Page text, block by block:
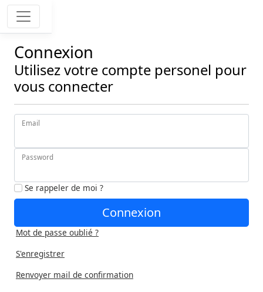
Connexion
Utilisez votre compte personel pour
vous connecter
Email
Password
Se rappeler de moi ?
Connexion
Mot de passe oublié ?
S'enregistrer
Renvoyer mail de confirmation